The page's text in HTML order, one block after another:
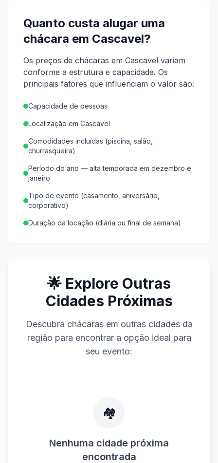
Quanto custa alugar uma
chácara em Cascavel?
Os preços de chácaras em Cascavel variam
conforme a estrutura e capacidade. Os
principais fatores que influenciam o valor são:
Capacidade de pessoas
Localização em Cascavel
Comodidades incluídas (piscina, salão,
churrasqueira)
Período do ano — alta temporada em dezembro e
janeiro
Tipo de evento (casamento, aniversário,
corporativo)
Duração da locação (diária ou final de semana)
🌟 Explore Outras
Cidades Próximas
Descubra chácaras em outras cidades da
região para encontrar a opção ideal para
seu evento:
🏘️
Nenhuma cidade próxima
encontrada